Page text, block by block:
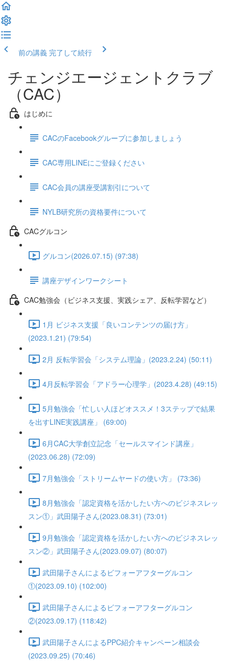
前の講義 完了して続行
チェンジエージェントクラブ
（CAC）
はじめに
CACのFacebookグループに参加しましょう
CAC専用LINEにご登録ください
CAC会員の講座受講割引について
NYLB研究所の資格要件について
CACグルコン
グルコン(2026.07.15) (97:38)
講座デザインワークシート
CAC勉強会（ビジネス支援、実践シェア、反転学習など）
1月 ビジネス支援「良いコンテンツの届け方」
(2023.1.21) (79:54)
2月 反転学習会「システム理論」(2023.2.24) (50:11)
4月反転学習会「アドラー心理学」(2023.4.28) (49:15)
5月勉強会「忙しい人ほどオススメ！3ステップで結果
を出すLINE実践講座」 (69:00)
6月CAC大学創立記念「セールスマインド講座」
(2023.06.28) (72:09)
7月勉強会「ストリームヤードの使い方」 (73:36)
8月勉強会「認定資格を活かしたい方へのビジネスレッ
スン①」武田陽子さん(2023.08.31) (73:01)
9月勉強会「認定資格を活かしたい方へのビジネスレッ
スン②」武田陽子さん(2023.09.07) (80:07)
武田陽子さんによるビフォーアフターグルコン
①(2023.09.10) (102:00)
武田陽子さんによるビフォーアフターグルコン
②(2023.09.17) (118:42)
武田陽子さんによるPPC紹介キャンペーン相談会
(2023.09.25) (70:46)